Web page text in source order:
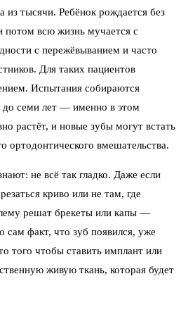
из тысячи. Ребёнок рождается без
потом всю жизнь мучается с
с пережёвыванием и часто
Для таких пациентов
Испытания собираются
до семи лет — именно в этом
растёт, и новые зубы могут встать
ортодонтического вмешательства.
не всё так гладко. Даже если
криво или не там, где
решат брекеты или капы —
сам факт, что зуб появился, уже
того чтобы ставить имплант или
живую ткань, которая будет